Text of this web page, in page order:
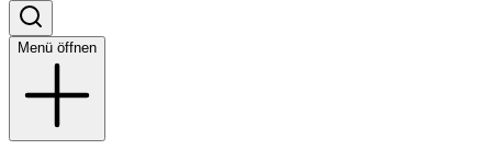
Menü öffnen